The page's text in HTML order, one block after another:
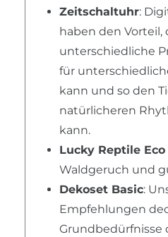
Zeitschaltuhr:
haben den Vorteil,
unterschiedliche
für
kann und so den
natürlicheren
kann.
Lucky Reptile
Waldgeruch und
Dekoset Basic:
Empfehlungen
Grundbedürfnisse